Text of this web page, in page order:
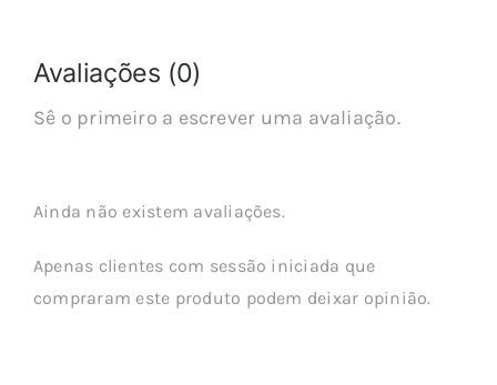
Avaliações (0)
Sê o primeiro a escrever uma avaliação.
Ainda não existem avaliações.
Apenas clientes com sessão iniciada que
compraram este produto podem deixar opinião.